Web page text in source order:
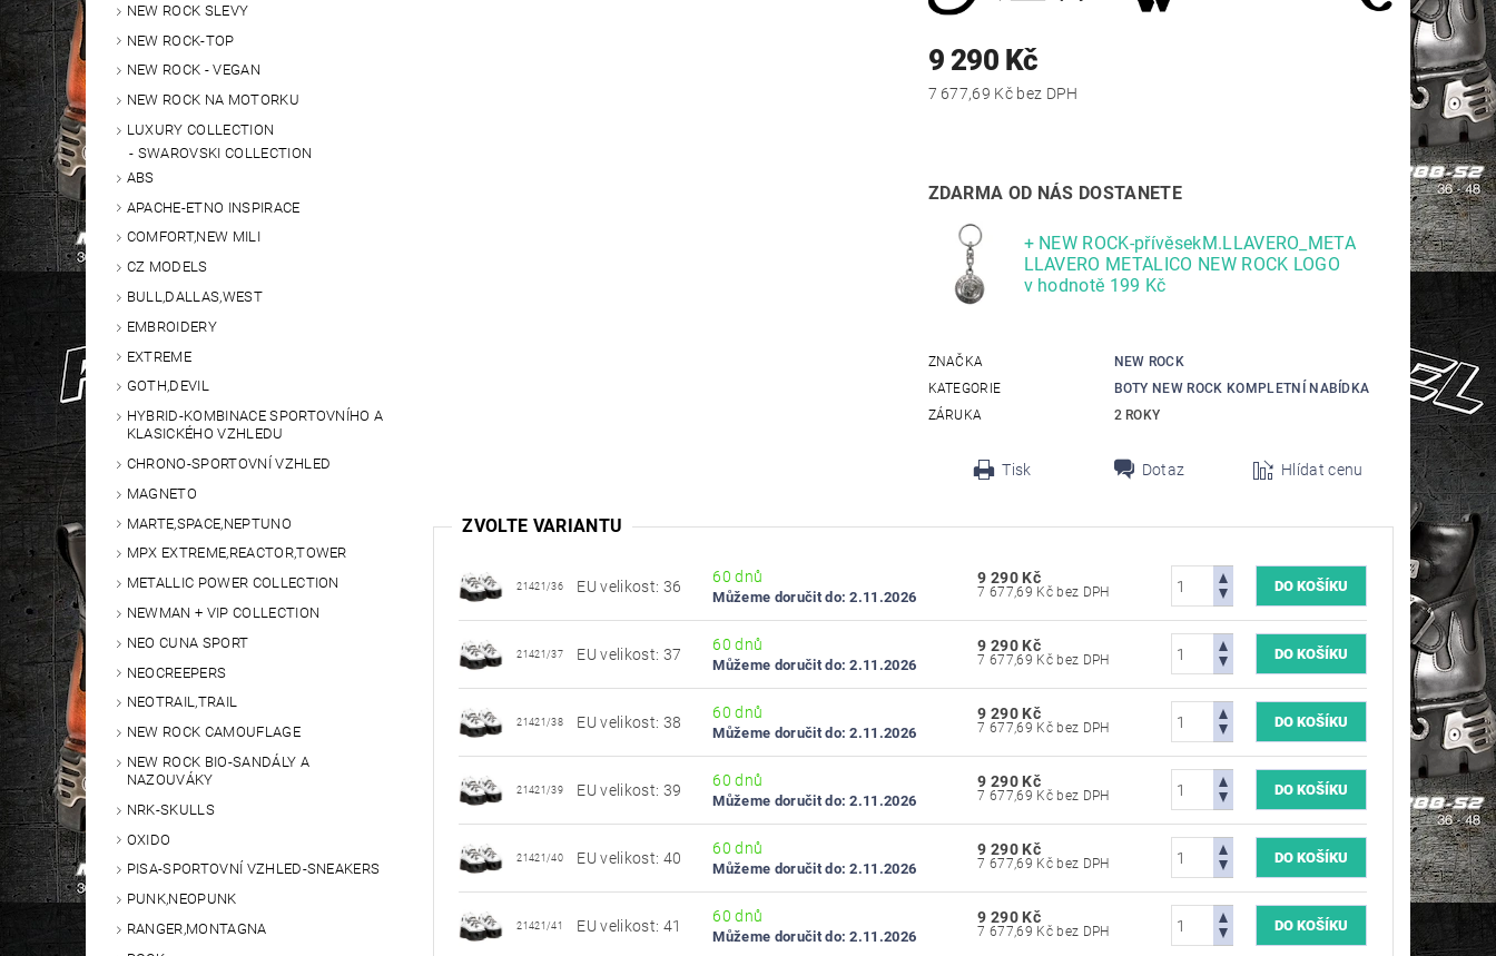
NEW ROCK SLEVY
NEW ROCK-TOP
NEW ROCK - VEGAN
NEW ROCK NA MOTORKU
LUXURY COLLECTION
SWAROVSKI COLLECTION
ABS
APACHE-ETNO INSPIRACE
COMFORT,NEW MILI
CZ MODELS
BULL,DALLAS,WEST
EMBROIDERY
EXTREME
GOTH,DEVIL
HYBRID-KOMBINACE SPORTOVNÍHO A
KLASICKÉHO VZHLEDU
CHRONO-SPORTOVNÍ VZHLED
MAGNETO
MARTE,SPACE,NEPTUNO
MPX EXTREME,REACTOR,TOWER
METALLIC POWER COLLECTION
NEWMAN + VIP COLLECTION
NEO CUNA SPORT
NEOCREEPERS
NEOTRAIL,TRAIL
NEW ROCK CAMOUFLAGE
NEW ROCK BIO-SANDÁLY A
NAZOUVÁKY
NRK-SKULLS
OXIDO
PISA-SPORTOVNÍ VZHLED-SNEAKERS
PUNK,NEOPUNK
RANGER,MONTAGNA
9 290 Kč
7 677,69 Kč bez DPH
ZDARMA OD NÁS DOSTANETE
+ NEW ROCK-přívěsekM.LLAVERO_META
LLAVERO METALICO NEW ROCK LOGO
v hodnotě 199 Kč
ZNAČKA
NEW ROCK
KATEGORIE
BOTY NEW ROCK KOMPLETNÍ NABÍDKA
ZÁRUKA
2 ROKY
Tisk Dotaz Hlídat cenu
ZVOLTE VARIANTU
21421/36 EU velikost: 36
60 dnů
Můžeme doručit do: 2.11.2026
9 290 Kč
7 677,69 Kč bez DPH
21421/37 EU velikost: 37
60 dnů
Můžeme doručit do: 2.11.2026
9 290 Kč
7 677,69 Kč bez DPH
21421/38 EU velikost: 38
60 dnů
Můžeme doručit do: 2.11.2026
9 290 Kč
7 677,69 Kč bez DPH
21421/39 EU velikost: 39
60 dnů
Můžeme doručit do: 2.11.2026
9 290 Kč
7 677,69 Kč bez DPH
21421/40 EU velikost: 40
60 dnů
Můžeme doručit do: 2.11.2026
9 290 Kč
7 677,69 Kč bez DPH
21421/41 EU velikost: 41
60 dnů
Můžeme doručit do: 2.11.2026
9 290 Kč
7 677,69 Kč bez DPH